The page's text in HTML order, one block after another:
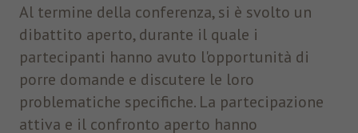
Al termine della conferenza, si è svolto un
dibattito aperto, durante il quale i
partecipanti hanno avuto l'opportunità di
porre domande e discutere le loro
problematiche specifiche. La partecipazione
attiva e il confronto aperto hanno